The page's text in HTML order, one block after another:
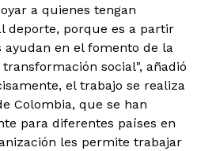
a quienes tengan
deporte, porque es a partir
ayudan en el fomento de la
social", añadió
el trabajo se realiza
Colombia, que se han
para diferentes países en
les permite trabajar